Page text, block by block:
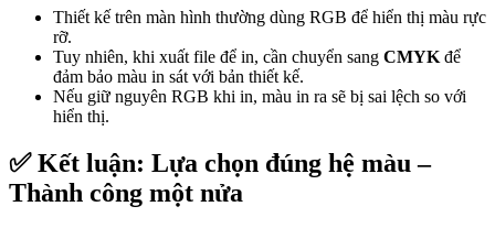
Thiết kế trên màn hình thường dùng RGB để hiển thị màu rực
rỡ.
Tuy nhiên, khi xuất file để in, cần chuyển sang CMYK để
đảm bảo màu in sát với bản thiết kế.
Nếu giữ nguyên RGB khi in, màu in ra sẽ bị sai lệch so với
hiển thị.
✅ Kết luận: Lựa chọn đúng hệ màu –
Thành công một nửa